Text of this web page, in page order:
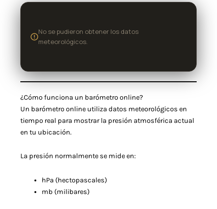
No se pudieron obtener los datos
meteorológicos.
¿Cómo funciona un barómetro online?
Un barómetro online utiliza datos meteorológicos en
tiempo real para mostrar la presión atmosférica actual
en tu ubicación.
La presión normalmente se mide en:
hPa (hectopascales)
mb (milibares)